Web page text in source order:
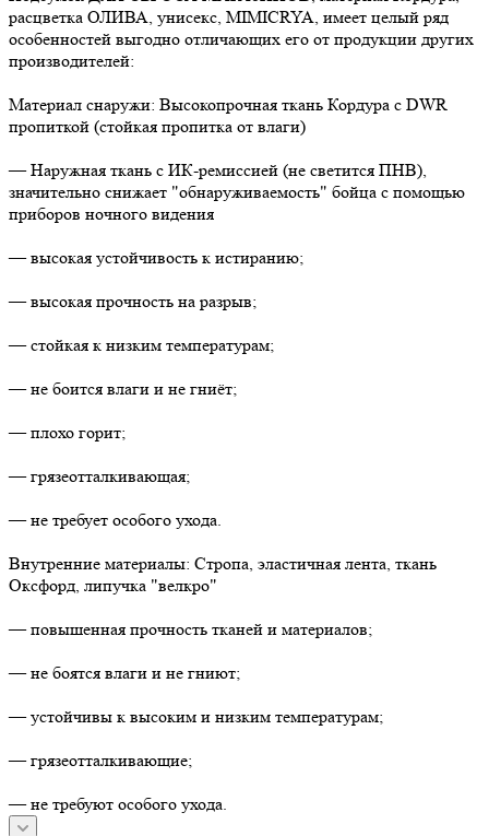
расцветка ОЛИВА, унисекс, MIMICRYA, имеет целый ряд
особенностей выгодно отличающих его от продукции других
производителей:
Материал снаружи: Высокопрочная ткань Кордура с DWR
пропиткой (стойкая пропитка от влаги)
— Наружная ткань с ИК-ремиссией (не светится ПНВ),
значительно снижает "обнаруживаемость" бойца с помощью
приборов ночного видения
— высокая устойчивость к истиранию;
— высокая прочность на разрыв;
— стойкая к низким температурам;
— не боится влаги и не гниёт;
— плохо горит;
— грязеотталкивающая;
— не требует особого ухода.
Внутренние материалы: Стропа, эластичная лента, ткань
Оксфорд, липучка "велкро"
— повышенная прочность тканей и материалов;
— не боятся влаги и не гниют;
— устойчивы к высоким и низким температурам;
— грязеотталкивающие;
— не требуют особого ухода.